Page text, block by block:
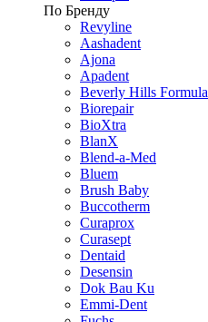
По Бренду
Revyline
Aashadent
Ajona
Apadent
Beverly Hills Formula
Biorepair
BioXtra
BlanX
Blend-a-Med
Bluem
Brush Baby
Buccotherm
Curaprox
Curasept
Dentaid
Desensin
Dok Bau Ku
Emmi-Dent